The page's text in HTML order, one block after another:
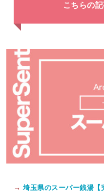
こちらの
→ 埼玉県のスーパー銭湯